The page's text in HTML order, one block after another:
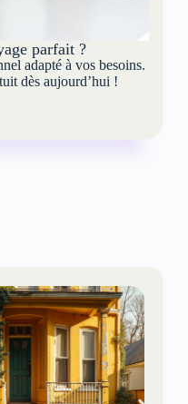
parfait ?
adapté à vos besoins.
dès aujourd’hui !